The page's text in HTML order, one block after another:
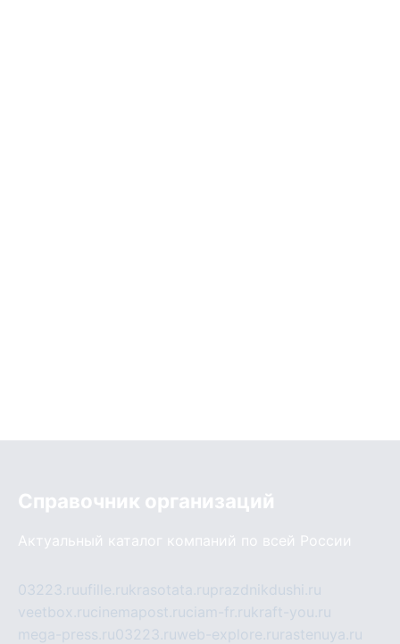
Справочник организаций
Актуальный каталог компаний по всей России
03223.ruufille.rukrasotata.ruprazdnikdushi.ru
veetbox.rucinemapost.ruciam-fr.rukraft-you.ru
mega-press.ru03223.ruweb-explore.ru rastenuya.ru